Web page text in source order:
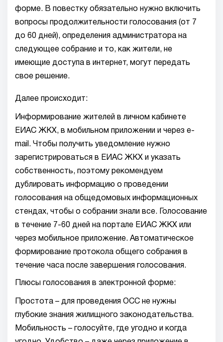
форме. В повестку обязательно нужно включить
вопросы продолжительности голосования (от 7
до 60 дней), определения администратора на
следующее собрание и то, как жители, не
имеющие доступа в интернет, могут передать
свое решение.
Далее происходит:
Информирование жителей в личном кабинете
ЕИАС ЖКХ, в мобильном приложении и через e-
mail. Чтобы получить уведомление нужно
зарегистрироваться в ЕИАС ЖКХ и указать
собственность, поэтому рекомендуем
дублировать информацию о проведении
голосования на общедомовых информационных
стендах, чтобы о собрании знали все. Голосование
в течение 7-60 дней на портале ЕИАС ЖКХ или
через мобильное приложение. Автоматическое
формирование протокола общего собрания в
течение часа после завершения голосования.
Плюсы голосования в электронной форме:
Простота – для проведения ОСС не нужны
глубокие знания жилищного законодательства.
Мобильность – голосуйте, где угодно и когда